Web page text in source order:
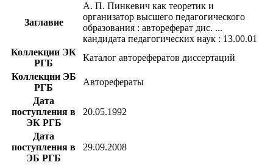
Заглавие
А. П. Пинкевич как теоретик и
организатор высшего педагогического
образования : автореферат дис. ...
кандидата педагогических наук : 13.00.01
Коллекции ЭК
РГБ
Каталог авторефератов диссертаций
Коллекции ЭБ
РГБ
Авторефераты
Дата
поступления в
ЭК РГБ
20.05.1992
Дата
поступления в
ЭБ РГБ
29.09.2008